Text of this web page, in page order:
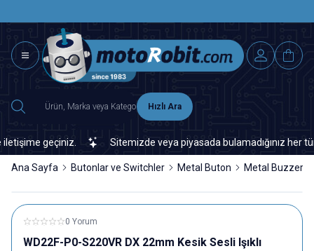
Hızlı Ara
geçiniz. Sitemizde veya piyasada bulamadığınız her türlü
Ana Sayfa Butonlar ve Switchler Metal Buton Metal Buzzer
0 Yorum
WD22F-P0-S220VR DX 22mm Kesik Sesli Işıklı